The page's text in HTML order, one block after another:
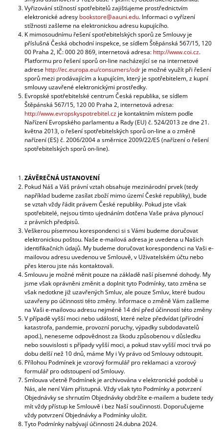
Vyřizování stížností spotřebitelů zajišťujeme prostřednictvím
elektronické adresy bookstore@aauni.edu. Informaci o vyřízení
stížnosti zašleme na elektronickou adresu kupujícího.
K mimosoudnímu řešení spotřebitelských sporů ze Smlouvy je
příslušná Česká obchodní inspekce, se sídlem Štěpánská 567/15, 120
00 Praha 2, IČ: 000 20 869, internetová adresa: http://www.coi.cz.
Platformu pro řešení sporů on-line nacházející se na internetové
adrese http://ec.europa.eu/consumers/odr je možné využít při řešení
sporů mezi prodávajícím a kupujícím, který je spotřebitelem, z kupní
smlouvy uzavřené elektronickými prostředky.
Evropské spotřebitelské centrum Česká republika, se sídlem
Štěpánská 567/15, 120 00 Praha 2, internetová adresa:
http://www.evropskyspotrebitel.cz je kontaktním místem podle
Nařízení Evropského parlamentu a Rady (EU) č. 524/2013 ze dne 21.
května 2013, o řešení spotřebitelských sporů on-line a o změně
nařízení (ES) č. 2006/2004 a směrnice 2009/22/ES (nařízení o řešení
spotřebitelských sporů on-line).
ZÁVĚREČNÁ USTANOVENÍ
Pokud Náš a Váš právní vztah obsahuje mezinárodní prvek (tedy
například budeme zasílat zboží mimo území České republiky), bude
se vztah vždy řádit právem České republiky. Pokud jste však
spotřebitelé, nejsou tímto ujednáním dotčena Vaše práva plynoucí
z právních předpisů.
Veškerou písemnou korespondenci si s Vámi budeme doručovat
elektronickou poštou. Naše e-mailová adresa je uvedena u Našich
identifikačních údajů. My budeme doručovat korespondenci na Vaši e-
mailovou adresu uvedenou ve Smlouvě, v Uživatelském účtu nebo
přes kterou jste nás kontaktovali.
Smlouvu je možné měnit pouze na základě naší písemné dohody. My
jsme však oprávněni změnit a doplnit tyto Podmínky, tato změna se
však nedotkne již uzavřených Smluv, ale pouze Smluv, které budou
uzavřeny po účinnosti této změny. Informace o změně Vám zašleme
na Vaši e-mailovou adresu nejméně 14 dní před účinností této změny
V případě vyšší moci nebo událostí, které nelze předvídat (přírodní
katastrofa, pandemie, provozní poruchy, výpadky subdodavatelů
apod.), neneseme odpovědnost za škodu způsobenou v důsledku
nebo souvislosti s případy vyšší moci, a pokud stav vyšší moci trvá po
dobu delší než 10 dnů, máme My i Vy právo od Smlouvy odstoupit.
Přílohou Podmínek je vzorový formulář pro reklamaci a vzorový
formulář pro odstoupení od Smlouvy.
Smlouva včetně Podmínek je archivována v elektronické podobě u
Nás, ale není Vám přístupná. Vždy však tyto Podmínky a potvrzení
Objednávky se shrnutím Objednávky obdržíte e-mailem a budete tedy
mít vždy přístup ke Smlouvě i bez Naší součinnosti. Doporučujeme
vždy potvrzení Objednávky a Podmínky uložit.
Tyto Podmínky nabývají účinnosti 24.dubna 2024.